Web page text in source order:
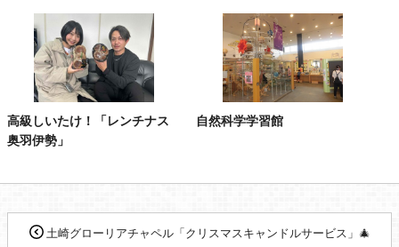
高級しいたけ！「レンチナス
奥羽伊勢」
自然科学学習館
土崎グローリアチャペル「クリスマスキャンドルサービス」🎄